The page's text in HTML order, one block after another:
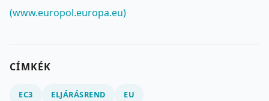
(www.europol.europa.eu)
CÍMKÉK
EC3 ELJÁRÁSREND
EU